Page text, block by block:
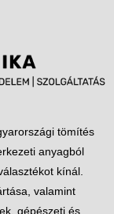
tömítés
anyagból
kínál.
valamint
gépészeti és